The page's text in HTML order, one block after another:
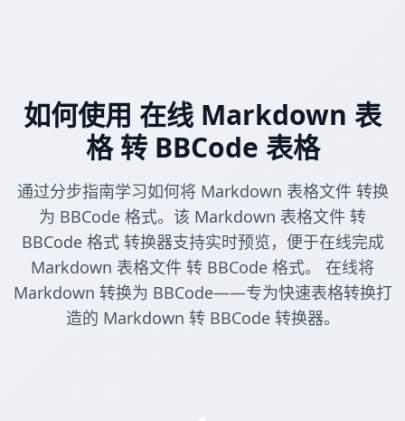
如何使用 在线 Markdown 表
格 转 BBCode 表格
通过分步指南学习如何将 Markdown 表格文件 转换
为 BBCode 格式。该 Markdown 表格文件 转
BBCode 格式 转换器支持实时预览，便于在线完成
Markdown 表格文件 转 BBCode 格式。 在线将
Markdown 转换为 BBCode——专为快速表格转换打
造的 Markdown 转 BBCode 转换器。